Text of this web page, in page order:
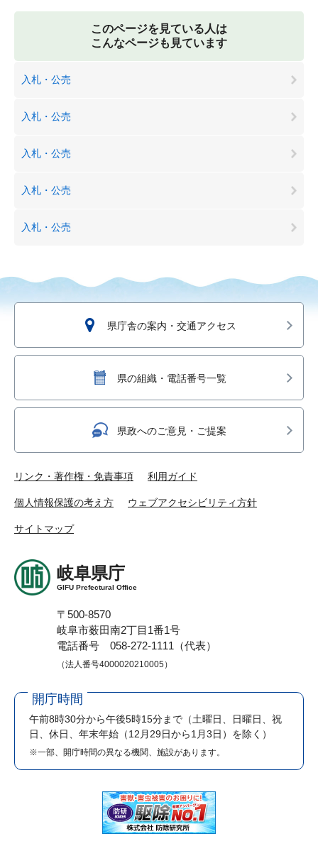
このページを見ている人は
こんなページも見ています
入札・公売
入札・公売
入札・公売
入札・公売
入札・公売
県庁舎の案内・交通アクセス
県の組織・電話番号一覧
県政へのご意見・ご提案
リンク・著作権・免責事項 利用ガイド
個人情報保護の考え方 ウェブアクセシビリティ方針
サイトマップ
岐阜県庁
GIFU Prefectural Office
〒500-8570
岐阜市薮田南2丁目1番1号
電話番号 058-272-1111（代表）
（法人番号4000020210005）
開庁時間
午前8時30分から午後5時15分まで （土曜日、日曜日、祝
日、休日、年末年始（12月29日から1月3日）を除く）
※一部、開庁時間の異なる機関、施設があります。